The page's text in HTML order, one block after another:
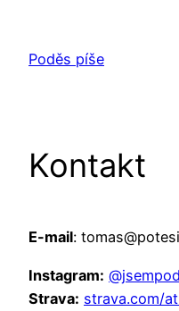
obsah
Poděs píše
Kontakt
E-mail:
Instagram:
Strava: strava.com/